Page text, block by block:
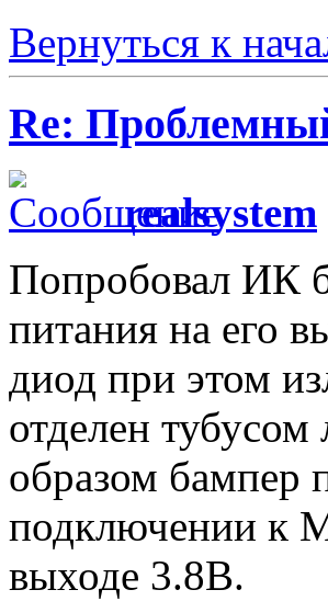
Вернуться к
Re:
realsystem
Попробовал ИК
питания на его
диод при этом
отделен
образом бампер
подключении к
выходе 3.8В.